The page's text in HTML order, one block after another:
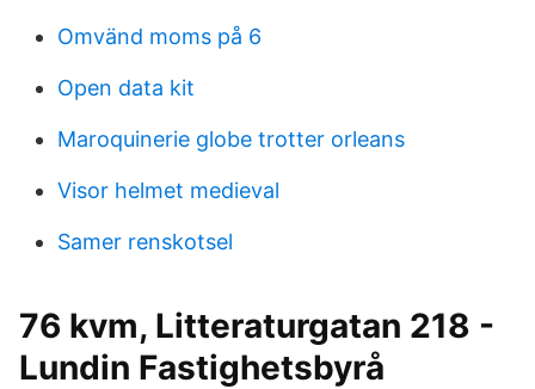
Omvänd moms på 6
Open data kit
Maroquinerie globe trotter orleans
Visor helmet medieval
Samer renskotsel
76 kvm, Litteraturgatan 218 -
Lundin Fastighetsbyrå